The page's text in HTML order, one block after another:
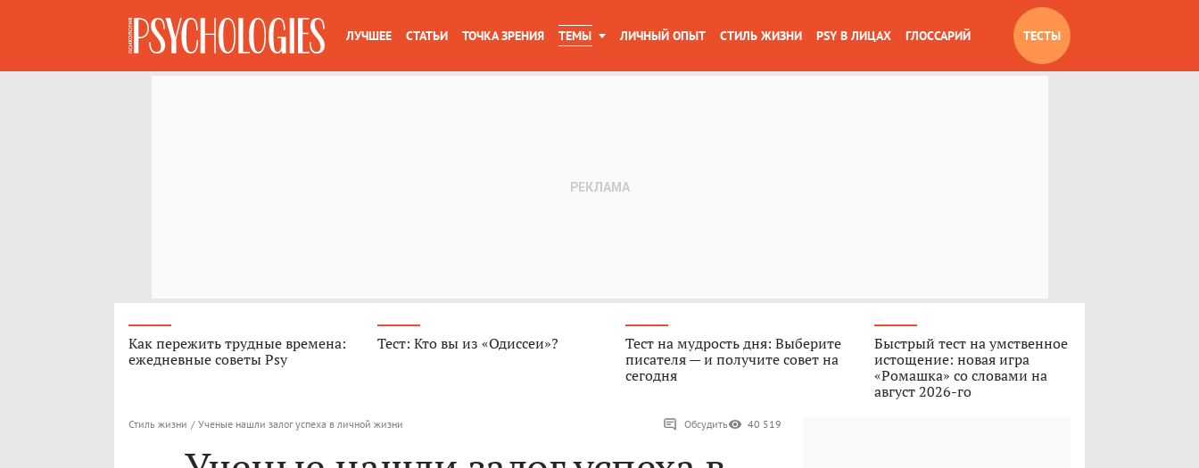
ЛУЧШЕЕ СТАТЬИ ТОЧКА ЗРЕНИЯ ТЕМЫ ЛИЧНЫЙ ОПЫТ СТИЛЬ ЖИЗНИ PSY В ЛИЦАХ ГЛОССАРИЙ ТЕСТЫ
Как пережить трудные времена:
ежедневные советы Psy
Тест: Кто вы из «Одиссеи»?
Тест на мудрость дня: Выберите
писателя — и получите совет на
сегодня
Быстрый тест на умственное
истощение: новая игра
«Ромашка» со словами на
август 2026-го
Стиль жизни / Ученые нашли залог успеха в личной жизни Обсудить 40 519